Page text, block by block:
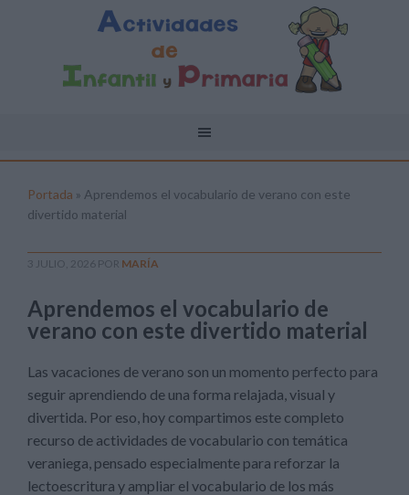
Portada » Aprendemos el vocabulario de verano con este
divertido material
3 JULIO, 2026 POR MARÍA
Aprendemos el vocabulario de
verano con este divertido material
Las vacaciones de verano son un momento perfecto para
seguir aprendiendo de una forma relajada, visual y
divertida. Por eso, hoy compartimos este completo
recurso de actividades de vocabulario con temática
veraniega, pensado especialmente para reforzar la
lectoescritura y ampliar el vocabulario de los más